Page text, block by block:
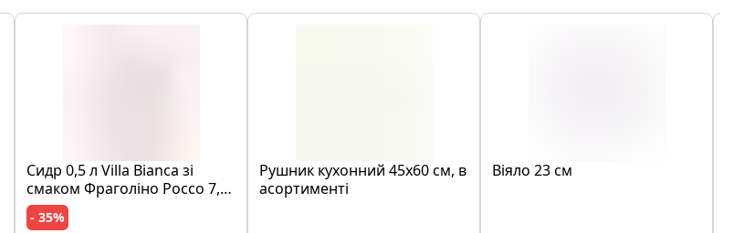
Сидр 0,5 л Villa Bianca зі
смаком Фраголіно Россо 7,0-
8,5%
- 35%
Рушник кухонний 45х60 cм, в
асортименті
Вiяло 23 cм